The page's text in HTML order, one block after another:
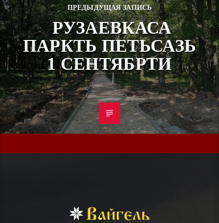
ПРЕДЫДУЩАЯ ЗАПИСЬ
РУЗАЕВКАСА
ПАРКТЬ ПЕТЬСАЗЬ
1 СЕНТЯБРТИ